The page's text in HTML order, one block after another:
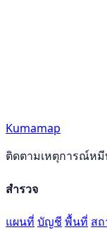
Kumamap
ติดตามเหตุการณ์ห
สำรวจ
แผนที่ บัญชี พื้นที่ ส